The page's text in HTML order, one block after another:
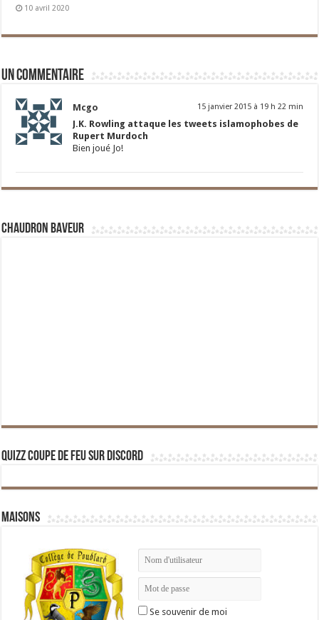
10 avril 2020
Un commentaire
Mcgo 15 janvier 2015 à 19 h 22 min
J.K. Rowling attaque les tweets islamophobes de
Rupert Murdoch
Bien joué Jo!
Chaudron Baveur
Quizz Coupe de Feu sur Discord
Maisons
Se souvenir de moi